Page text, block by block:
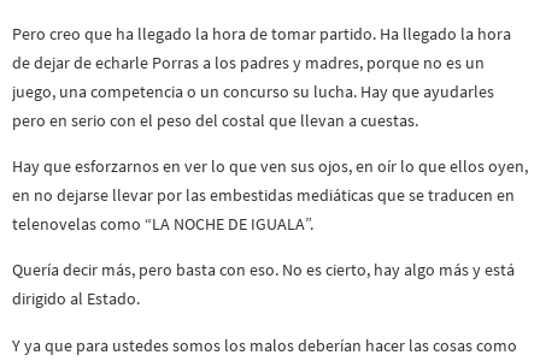
Pero creo que ha llegado la hora de tomar partido. Ha llegado la hora
de dejar de echarle Porras a los padres y madres, porque no es un
juego, una competencia o un concurso su lucha. Hay que ayudarles
pero en serio con el peso del costal que llevan a cuestas.
Hay que esforzarnos en ver lo que ven sus ojos, en oír lo que ellos oyen,
en no dejarse llevar por las embestidas mediáticas que se traducen en
telenovelas como “LA NOCHE DE IGUALA”.
Quería decir más, pero basta con eso. No es cierto, hay algo más y está
dirigido al Estado.
Y ya que para ustedes somos los malos deberían hacer las cosas como